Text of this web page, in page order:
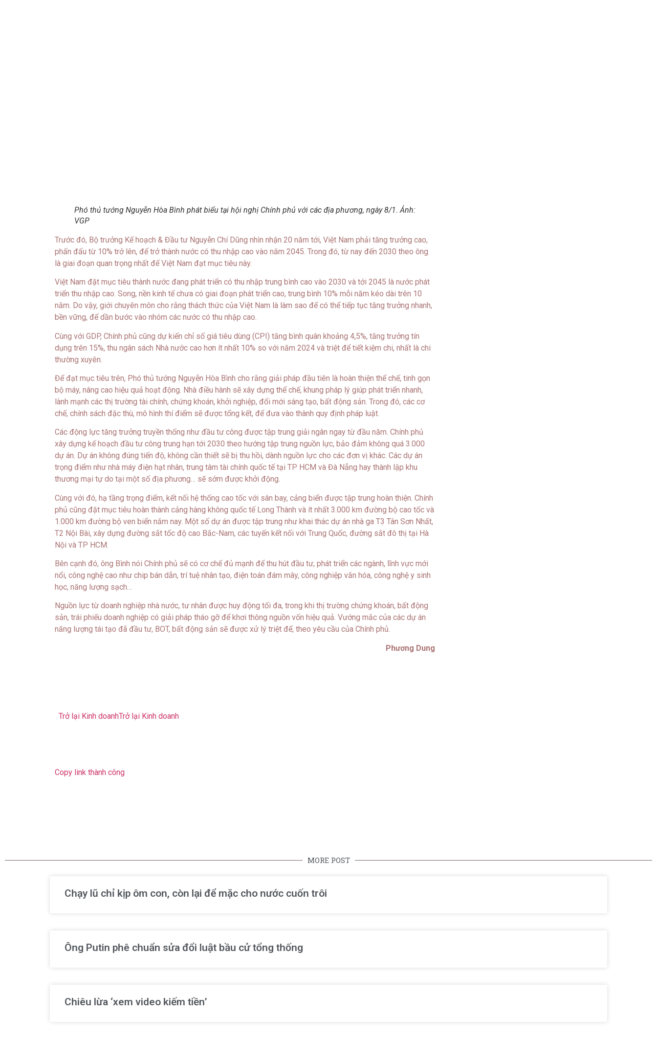
Phó thủ tướng Nguyễn Hòa Bình phát biểu tại hội nghị Chính phủ với các địa phương, ngày 8/1. Ảnh:
VGP
Trước đó, Bộ trưởng Kế hoạch & Đầu tư Nguyễn Chí Dũng nhìn nhận 20 năm tới, Việt Nam phải tăng trưởng cao,
phấn đấu từ 10% trở lên, để trở thành nước có thu nhập cao vào năm 2045. Trong đó, từ nay đến 2030 theo ông
là giai đoạn quan trọng nhất để Việt Nam đạt mục tiêu này.
Việt Nam đặt mục tiêu thành nước đang phát triển có thu nhập trung bình cao vào 2030 và tới 2045 là nước phát
triển thu nhập cao. Song, nền kinh tế chưa có giai đoạn phát triển cao, trung bình 10% mỗi năm kéo dài trên 10
năm. Do vậy, giới chuyên môn cho rằng thách thức của Việt Nam là làm sao để có thể tiếp tục tăng trưởng nhanh,
bền vững, để dần bước vào nhóm các nước có thu nhập cao.
Cùng với GDP, Chính phủ cũng dự kiến chỉ số giá tiêu dùng (CPI) tăng bình quân khoảng 4,5%, tăng trưởng tín
dụng trên 15%, thu ngân sách Nhà nước cao hơn ít nhất 10% so với năm 2024 và triệt để tiết kiệm chi, nhất là chi
thường xuyên.
Để đạt mục tiêu trên, Phó thủ tướng Nguyễn Hòa Bình cho rằng giải pháp đầu tiên là hoàn thiện thể chế, tinh gọn
bộ máy, nâng cao hiệu quả hoạt động. Nhà điều hành sẽ xây dựng thể chế, khung pháp lý giúp phát triển nhanh,
lành mạnh các thị trường tài chính, chứng khoán, khởi nghiệp, đổi mới sáng tạo, bất động sản. Trong đó, các cơ
chế, chính sách đặc thù, mô hình thí điểm sẽ được tổng kết, để đưa vào thành quy định pháp luật.
Các động lực tăng trưởng truyền thống như đầu tư công được tập trung giải ngân ngay từ đầu năm. Chính phủ
xây dựng kế hoạch đầu tư công trung hạn tới 2030 theo hướng tập trung nguồn lực, bảo đảm không quá 3.000
dự án. Dự án không đúng tiến độ, không cần thiết sẽ bị thu hồi, dành nguồn lực cho các đơn vị khác. Các dự án
trọng điểm như nhà máy điện hạt nhân, trung tâm tài chính quốc tế tại TP HCM và Đà Nẵng hay thành lập khu
thương mại tự do tại một số địa phương… sẽ sớm được khởi động.
Cùng với đó, hạ tầng trọng điểm, kết nối hệ thống cao tốc với sân bay, cảng biển được tập trung hoàn thiện. Chính
phủ cũng đặt mục tiêu hoàn thành cảng hàng không quốc tế Long Thành và ít nhất 3.000 km đường bộ cao tốc và
1.000 km đường bộ ven biển năm nay. Một số dự án được tập trung như khai thác dự án nhà ga T3 Tân Sơn Nhất,
T2 Nội Bài, xây dựng đường sắt tốc độ cao Bắc-Nam, các tuyến kết nối với Trung Quốc, đường sắt đô thị tại Hà
Nội và TP HCM.
Bên cạnh đó, ông Bình nói Chính phủ sẽ có cơ chế đủ mạnh để thu hút đầu tư, phát triển các ngành, lĩnh vực mới
nổi, công nghệ cao như chip bán dẫn, trí tuệ nhân tạo, điện toán đám mây, công nghiệp văn hóa, công nghệ y sinh
học, năng lượng sạch…
Nguồn lực từ doanh nghiệp nhà nước, tư nhân được huy động tối đa, trong khi thị trường chứng khoán, bất động
sản, trái phiếu doanh nghiệp có giải pháp tháo gỡ để khơi thông nguồn vốn hiệu quả. Vướng mắc của các dự án
năng lượng tái tạo đã đầu tư, BOT, bất động sản sẽ được xử lý triệt để, theo yêu cầu của Chính phủ.
Phương Dung
Trở lại Kinh doanhTrở lại Kinh doanh
Copy link thành công
MORE POST
Chạy lũ chỉ kịp ôm con, còn lại để mặc cho nước cuốn trôi
Ông Putin phê chuẩn sửa đổi luật bầu cử tổng thống
Chiêu lừa ‘xem video kiếm tiền’